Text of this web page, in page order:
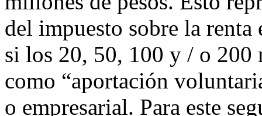
del impuesto sobre la renta
si los 20, 50, 100 y / o 200
como “aportación
o empresarial. Para este